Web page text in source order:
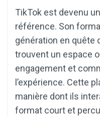
TikTok est devenu
référence. Son
génération en quête
trouvent un espace
engagement et
l’expérience. Cette
manière dont ils
format court et